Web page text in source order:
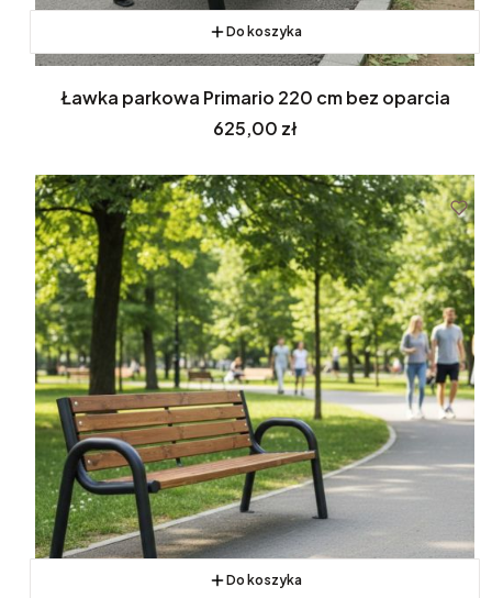
Do koszyka
Ławka parkowa Primario 220 cm bez oparcia
Cena
625,00 zł
Do koszyka